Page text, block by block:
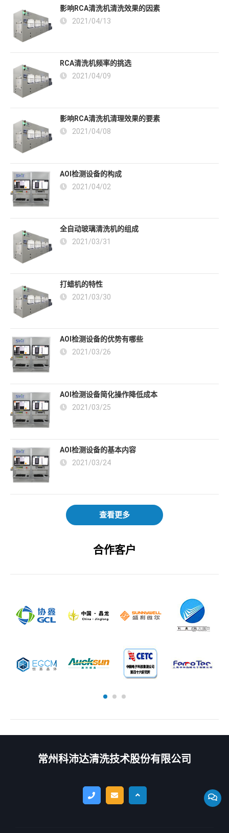
影响RCA清洗机清洗效果的因素
2021/04/13
RCA清洗机频率的挑选
2021/04/09
影响RCA清洗机清理效果的要素
2021/04/08
AOI检测设备的构成
2021/04/02
全自动玻璃清洗机的组成
2021/03/31
打蜡机的特性
2021/03/30
AOI检测设备的优势有哪些
2021/03/26
AOI检测设备简化操作降低成本
2021/03/25
AOI检测设备的基本内容
2021/03/24
查看更多
合作客户
常州科沛达清洗技术股份有限公司